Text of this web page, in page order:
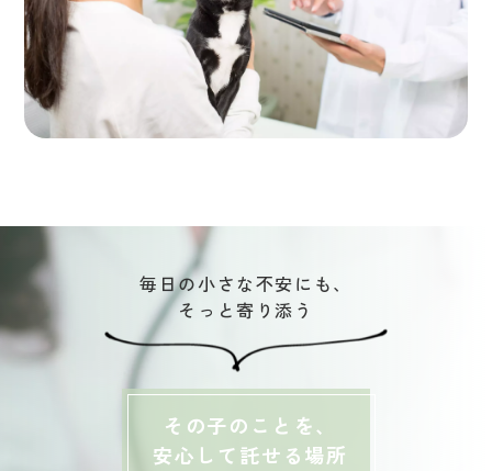
毎日の小さな不安にも、
そっと寄り添う
その子のことを、
安心して託せる場所